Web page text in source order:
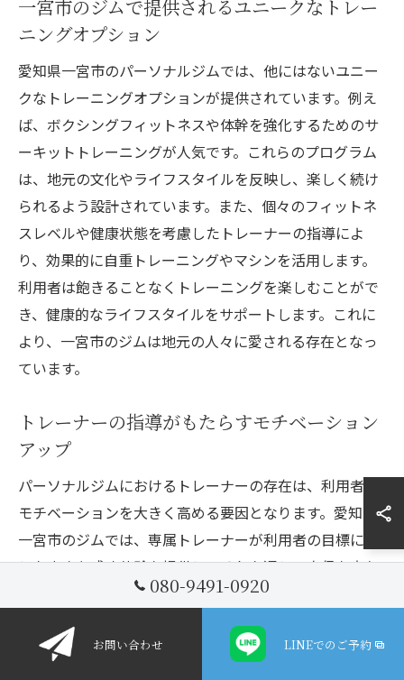
一宮市のジムで提供されるユニークなトレー
ニングオプション
愛知県一宮市のパーソナルジムでは、他にはないユニー
クなトレーニングオプションが提供されています。例え
ば、ボクシングフィットネスや体幹を強化するためのサ
ーキットトレーニングが人気です。これらのプログラム
は、地元の文化やライフスタイルを反映し、楽しく続け
られるよう設計されています。また、個々のフィットネ
スレベルや健康状態を考慮したトレーナーの指導によ
り、効果的に自重トレーニングやマシンを活用します。
利用者は飽きることなくトレーニングを楽しむことがで
き、健康的なライフスタイルをサポートします。これに
より、一宮市のジムは地元の人々に愛される存在となっ
ています。
トレーナーの指導がもたらすモチベーション
アップ
パーソナルジムにおけるトレーナーの存在は、利用者の
モチベーションを大きく高める要因となります。愛知県
一宮市のジムでは、専属トレーナーが利用者の目標に応
じた小さな成功体験を提供し、それを通じて自信を育む
サポートを行っています。定期的な進捗確認を通じて、
で、さらなる意欲を引き出します。また、トレーナーと
080-9491-0920
お問い合わせ LINEでのご予約